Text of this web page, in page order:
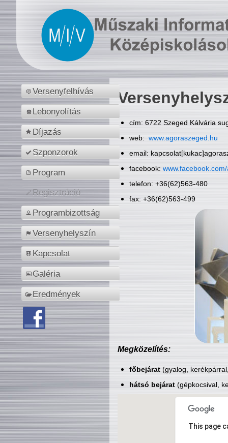
Versenyfelhívás
Lebonyolítás
Díjazás
Szponzorok
Program
Regisztráció
Programbizottság
Versenyhelyszín
Kapcsolat
Galéria
Eredmények
cím: 6722 Szeged Kálvária
web: www.agoraszeged.hu
email:
facebook:
telefon: +36(62)563-480
fax: +36(62)563-499
Megközelítés:
főbejárat(gyalog,
hátsó bejárat(gépkocsival,
This page